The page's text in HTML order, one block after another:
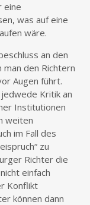
eine
was auf eine
wäre.
an den
den Richtern
Augen führt.
Kritik an
Institutionen
weiten
im Fall des
zu
Richter die
einfach
Konflikt
können dann